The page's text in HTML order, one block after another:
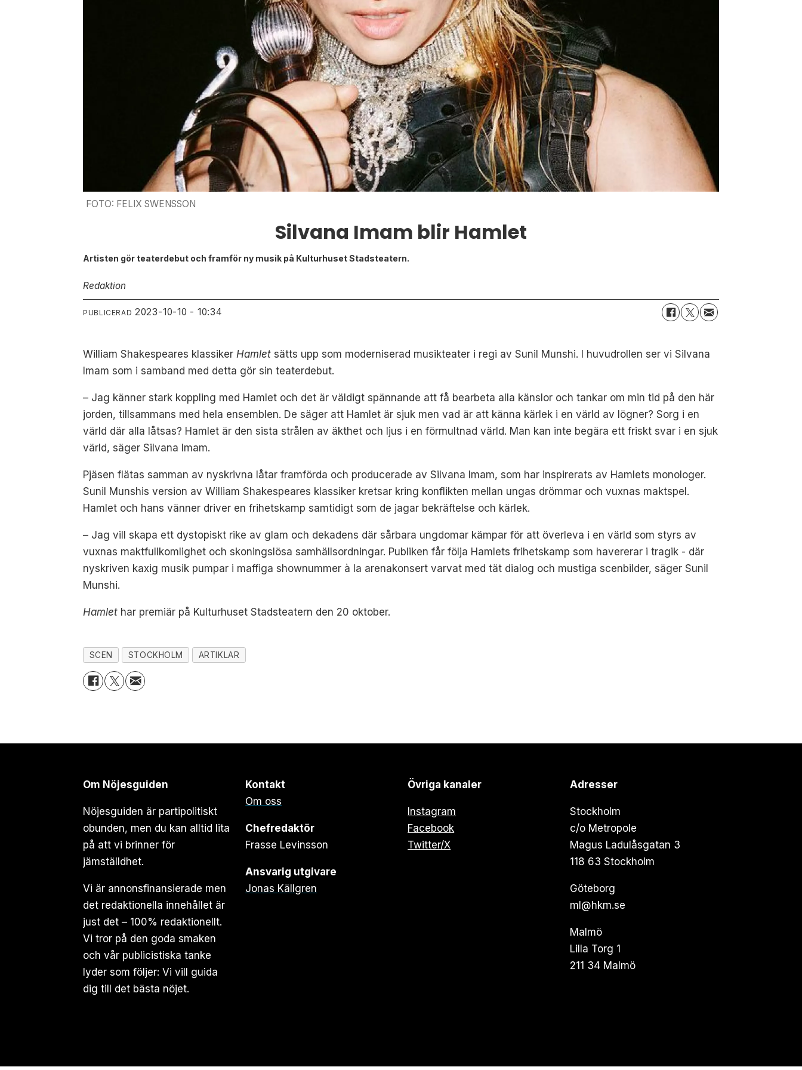
FOTO: FELIX SWENSSON
Silvana Imam blir Hamlet
Artisten gör teaterdebut och framför ny musik på Kulturhuset Stadsteatern.
Redaktion
PUBLICERAD 2023-10-10 - 10:34
William Shakespeares klassikerHamlet sätts upp som moderniserad musikteater i regi av Sunil Munshi. I huvudrollen ser vi Silvana
Imam som i samband med detta gör sin teaterdebut.
– Jag känner stark koppling med Hamlet och det är väldigt spännande att få bearbeta alla känslor och tankar om min tid på den här
jorden, tillsammans med hela ensemblen. De säger att Hamlet är sjuk men vad är att känna kärlek i en värld av lögner? Sorg i en
värld där alla låtsas? Hamlet är den sista strålen av äkthet och ljus i en förmultnad värld. Man kan inte begära ett friskt svar i en sjuk
värld, säger Silvana Imam.
Pjäsen flätas samman av nyskrivna låtar framförda och producerade av Silvana Imam, som har inspirerats av Hamlets monologer.
Sunil Munshis version av William Shakespeares klassiker kretsar kring konflikten mellan ungas drömmar och vuxnas maktspel.
Hamlet och hans vänner driver en frihetskamp samtidigt som de jagar bekräftelse och kärlek.
– Jag vill skapa ett dystopiskt rike av glam och dekadens där sårbara ungdomar kämpar för att överleva i en värld som styrs av
vuxnas maktfullkomlighet och skoningslösa samhällsordningar. Publiken får följa Hamlets frihetskamp som havererar i tragik - där
nyskriven kaxig musik pumpar i maffiga shownummer à la arenakonsert varvat med tät dialog och mustiga scenbilder, säger Sunil
Munshi.
Hamlet har premiär på Kulturhuset Stadsteatern den 20 oktober.
SCEN STOCKHOLM ARTIKLAR
Om Nöjesguiden
Nöjesguiden är partipolitiskt
obunden, men du kan alltid lita
på att vi brinner för
jämställdhet.
Vi är annonsfinansierade men
det redaktionella innehållet är
just det – 100% redaktionellt.
Vi tror på den goda smaken
och vår publicistiska tanke
lyder som följer: Vi vill guida
dig till det bästa nöjet.
Kontakt
Om oss
Chefredaktör
Frasse Levinsson
Ansvarig utgivare
Jonas Källgren
Övriga kanaler
Instagram
Facebook
Twitter/X
Adresser
Stockholm
c/o Metropole
Magus Ladulåsgatan 3
118 63 Stockholm
Göteborg
ml@hkm.se
Malmö
Lilla Torg 1
211 34 Malmö